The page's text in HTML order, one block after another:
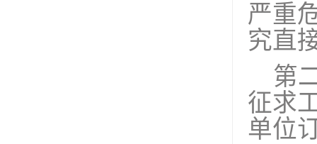
严重
究直
第
征求
单位